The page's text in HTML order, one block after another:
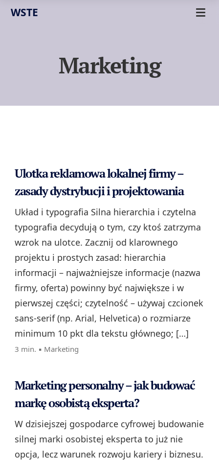
WSTE
Marketing
Ulotka reklamowa lokalnej firmy –
zasady dystrybucji i projektowania
Układ i typografia Silna hierarchia i czytelna
typografia decydują o tym, czy ktoś zatrzyma
wzrok na ulotce. Zacznij od klarownego
projektu i prostych zasad: hierarchia
informacji – najważniejsze informacje (nazwa
firmy, oferta) powinny być największe i w
pierwszej części; czytelność – używaj czcionek
sans-serif (np. Arial, Helvetica) o rozmiarze
minimum 10 pkt dla tekstu głównego; […]
3 min. ▪ Marketing
Marketing personalny – jak budować
markę osobistą eksperta?
W dzisiejszej gospodarce cyfrowej budowanie
silnej marki osobistej eksperta to już nie
opcja, lecz warunek rozwoju kariery i biznesu.